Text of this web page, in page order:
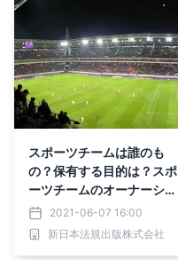
スポーツチームは誰のも
の？保有する目的は？スポ
ーツチームのオーナーシッ
プを考える
2021-06-07 16:00
新日本法規出版株式会社